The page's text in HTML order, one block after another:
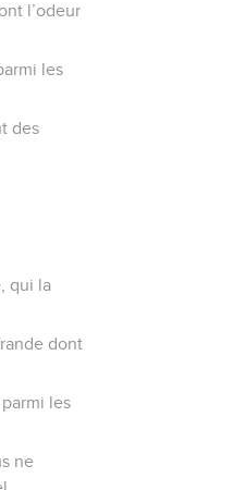
l’odeur
les
des
qui la
dont
les
ne